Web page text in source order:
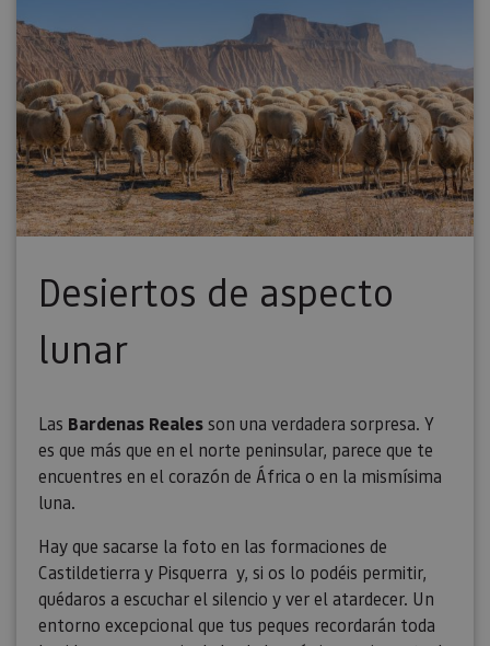
Desiertos de aspecto
lunar
Las Bardenas Realesson una verdadera sorpresa. Y
es que más que en el norte peninsular, parece que te
encuentres en el corazón de África o en la mismísima
luna.
Hay que sacarse la foto en las formaciones de
Castildetierra y Pisquerra y, si os lo podéis permitir,
quédaros a escuchar el silencio y ver el atardecer. Un
entorno excepcional que tus peques recordarán toda